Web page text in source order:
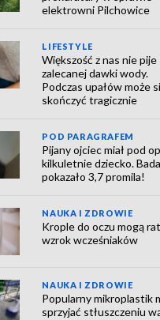
elektrowni Pilchowice
LIFESTYLE
Większość z nas nie pije
zalecanej dawki wody.
Podczas upałów może
skończyć tragicznie
POD PARAGRAFEM
Pijany ojciec miał pod
kilkuletnie dziecko.
pokazało 3,7 promila!
NAUKA I ZDROWIE
Krople do oczu mogą
wzrok wcześniaków
NAUKA I ZDROWIE
Popularny mikroplastik
sprzyjać stłuszczeniu